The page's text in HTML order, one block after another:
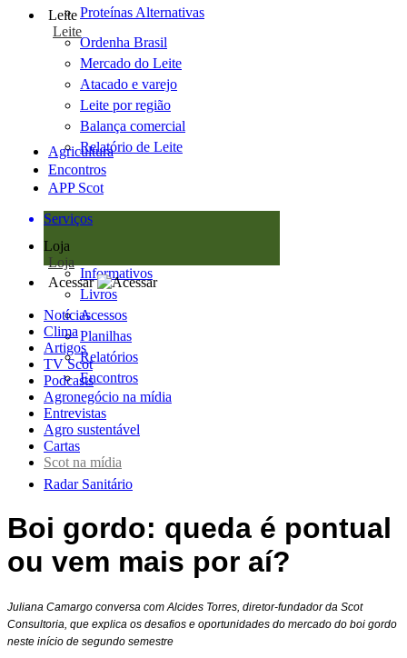
Proteínas Alternativas
Leite
Leite
Ordenha Brasil
Mercado do Leite
Atacado e varejo
Leite por região
Balança comercial
Relatório de Leite
Agricultura
Encontros
APP Scot
Serviços
Loja
Loja
Informativos
Livros
Acessos
Planilhas
Relatórios
Encontros
Acessar
Notícias
Clima
Artigos
TV Scot
Podcasts
Agronegócio na mídia
Entrevistas
Agro sustentável
Cartas
Scot na mídia
Radar Sanitário
Boi gordo: queda é pontual
ou vem mais por aí?
Juliana Camargo conversa com Alcides Torres, diretor-fundador da Scot
Consultoria, que explica os desafios e oportunidades do mercado do boi gordo
neste início de segundo semestre